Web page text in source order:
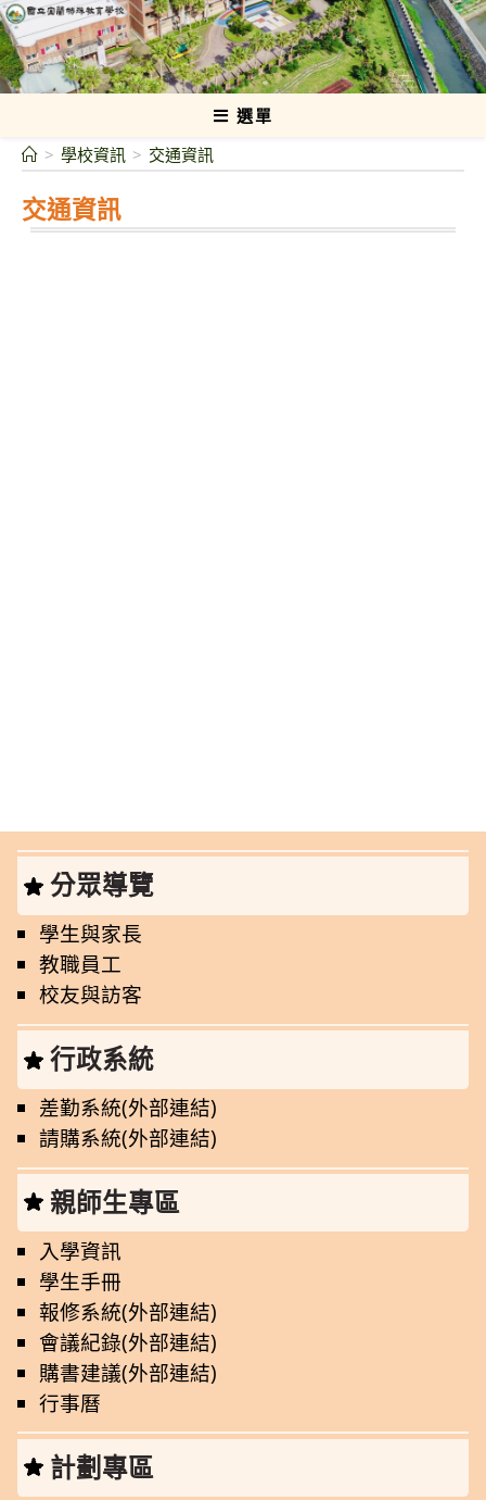
跳
轉
至
主
國立宜蘭特殊教育學校
選單
交通資訊
> 學校資訊 > 交通資訊
分眾導覽
學生與家長
教職員工
校友與訪客
行政系統
差勤系統(外部連結)
請購系統(外部連結)
親師生專區
入學資訊
學生手冊
報修系統(外部連結)
會議紀錄(外部連結)
購書建議(外部連結)
行事曆
計劃專區